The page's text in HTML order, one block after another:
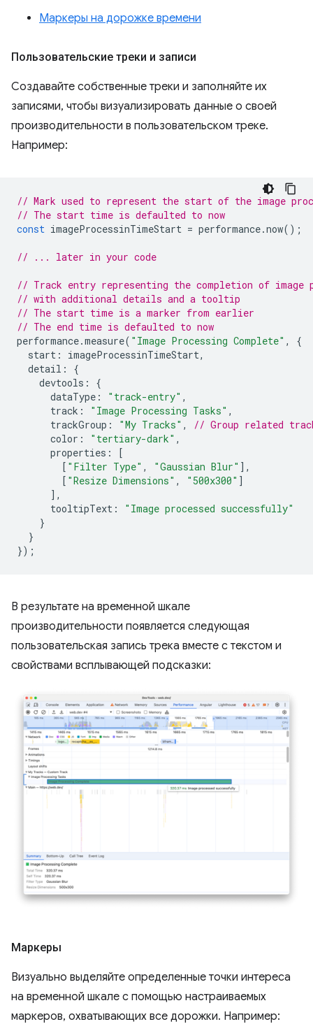
Маркеры на дорожке времени
Пользовательские треки и записи
Создавайте собственные треки и заполняйте их
записями, чтобы визуализировать данные о своей
производительности в пользовательском треке.
Например:
// Mark used to represent the start of the image
// The start time is defaulted to now
const imageProcessinTimeStart = performance.now();
// ... later in your code
// Track entry representing the completion of image
// with additional details and a tooltip
// The start time is a marker from earlier
// The end time is defaulted to now
performance.measure( "Image Processing Complete" ,
{
start : imageProcessinTimeStart,
detail :
{
devtools :
{
dataType : "track-entry" ,
track : "Image Processing Tasks" ,
trackGroup : "My Tracks" ,
// Group related
color : "tertiary-dark" ,
properties :
[
[ "Filter Type" , "Gaussian Blur" ],
[ "Resize Dimensions" , "500x300" ]
],
tooltipText :
"Image processed successfully"
}
}
});
В результате на временной шкале
производительности появляется следующая
пользовательская запись трека вместе с текстом и
свойствами всплывающей подсказки:
Маркеры
Визуально выделяйте определенные точки интереса
на временной шкале с помощью настраиваемых
маркеров, охватывающих все дорожки. Например: